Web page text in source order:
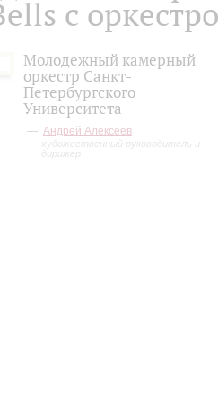
с
Молодежный камерный
оркестр Санкт-
Петербургского
Университета
Андрей Алексеев
художественный руководитель и
дирижер